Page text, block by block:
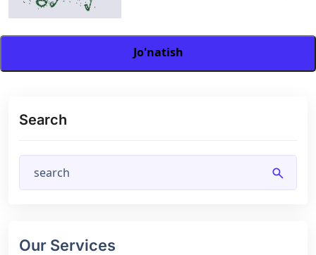
Jo'natish
Search
search
Our Services